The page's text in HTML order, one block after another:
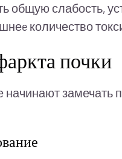
общую слабость,
количество
почки
замечать